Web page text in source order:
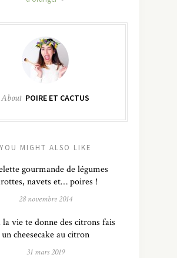
About POIRE ET CACTUS
YOU MIGHT ALSO LIKE
gourmande de légumes
navets et… poires !
28 novembre 2014
la vie te donne des citrons fais
un cheesecake au citron
31 mars 2019